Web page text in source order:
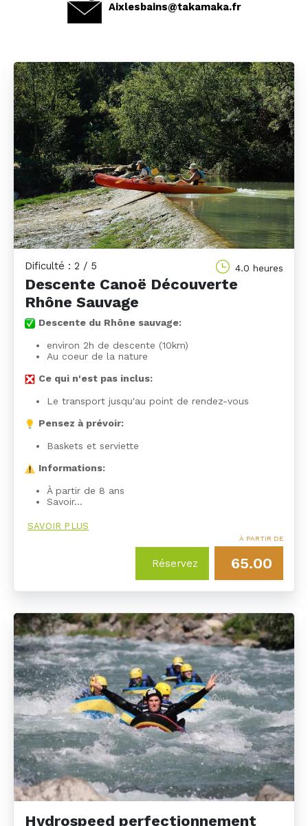
Aixlesbains@takamaka.fr
Dificulté : 2 / 5 4.0 heures
Descente Canoë Découverte
Rhône Sauvage
Descente du Rhône sauvage:
environ 2h de descente (10km)
Au coeur de la nature
Ce qui n'est pas inclus:
Le transport jusqu'au point de rendez-vous
Pensez à prévoir:
Baskets et serviette
Informations:
À partir de 8 ans
Savoir…
SAVOIR PLUS
Réservez
À PARTIR DE
65.00
Hydrospeed perfectionnement